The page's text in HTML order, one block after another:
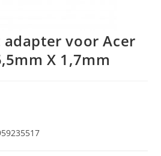
adapter voor Acer
X 1,7mm